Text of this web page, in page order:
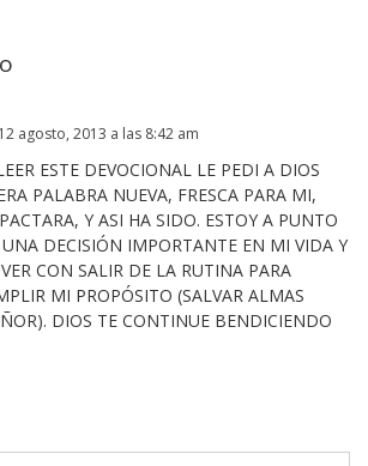
12 agosto, 2013 a las 8:42 am
ESTE DEVOCIONAL LE PEDI A DIOS
PALABRA NUEVA, FRESCA PARA MI,
Y ASI HA SIDO. ESTOY A PUNTO
DECISIÓN IMPORTANTE EN MI VIDA Y
CON SALIR DE LA RUTINA PARA
MI PROPÓSITO (SALVAR ALMAS
DIOS TE CONTINUE BENDICIENDO